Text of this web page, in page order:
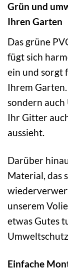
Grün und
Ihren Garten
Das grüne
fügt sich
ein und sorgt
Ihrem
sondern auch
Ihr Gitter
aussieht.
Darüber
Material, das
unserem
etwas Gutes
Einfache